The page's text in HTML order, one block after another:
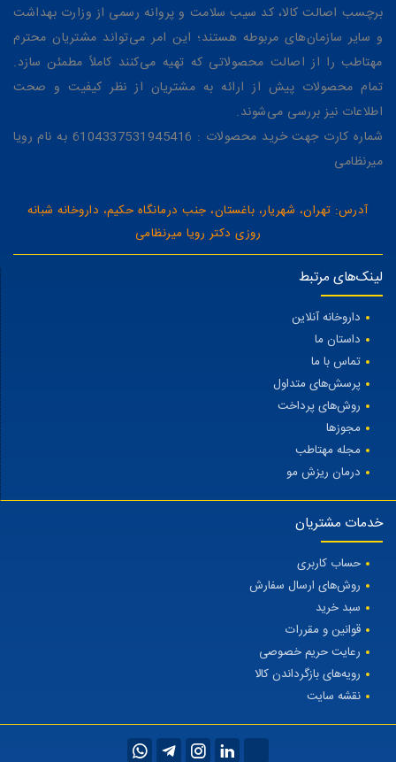
برچسب اصالت کالا، کد سیب سلامت و پروانه رسمی از وزارت بهداشت
و سایر سازمان‌های مربوطه هستند؛ این امر می‌تواند مشتریان محترم
مهتاطب را از اصالت محصولاتی که تهیه می‌کنند کاملاً مطمئن سازد.
تمام محصولات پیش از ارائه به مشتریان از نظر کیفیت و صحت
اطلاعات نیز بررسی می‌شوند.
شماره کارت جهت خرید محصولات : 6104337531945416 به نام رویا
میرنظامی
آدرس: تهران، شهریار، باغستان، جنب درمانگاه حکیم، داروخانه شبانه
روزی دکتر رویا میرنظامی
لینک‌های مرتبط
داروخانه آنلاین
داستان ما
تماس با ما
پرسش‌های متداول
روش‌های پرداخت
مجوزها
مجله مهتاطب
درمان ریزش مو
خدمات مشتریان
حساب کاربری
روش‌های ارسال سفارش
سبد خرید
قوانین و مقررات
رعایت حریم خصوصی
رویه‌های بازگرداندن کالا
نقشه سایت